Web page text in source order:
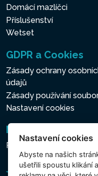
Domácí mazlíčci
Příslušenství
Wetset
GDPR a Cookies
Zásady ochrany
údajů
Zásady používání
Nastavení cookies
Newsletter
Přihlášení k odběru
Nastavení cookies
Abyste na našich
ušetřili spoustu klikání